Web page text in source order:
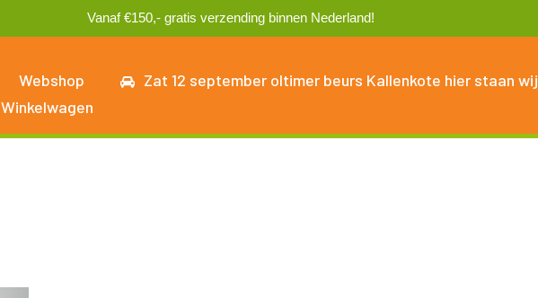
Vanaf €150,- gratis verzending binnen Nederland!
Webshop Zat 12 september oltimer beurs Kallenkote hier staan wij
Winkelwagen